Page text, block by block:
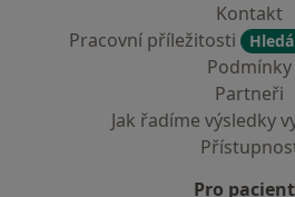
Kontakt
Pracovní příležitosti
Podmínky
Partneři
Jak řadíme výsledky
Pro